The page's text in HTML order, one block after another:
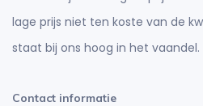
lage prijs niet ten koste van de
staat bij ons hoog in het vaandel.
Contact informatie